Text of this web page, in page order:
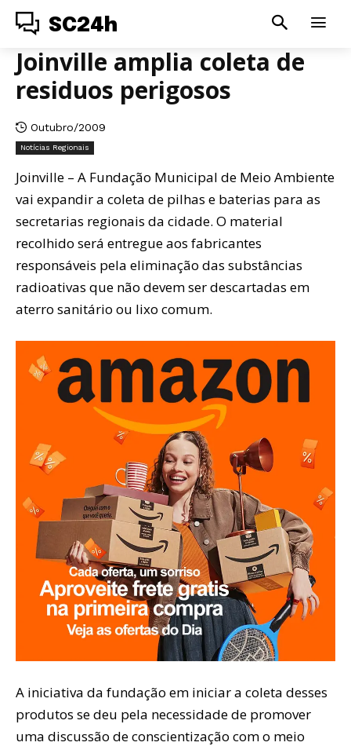
SC24h
Joinville amplia coleta de
residuos perigosos
Outubro/2009
Notícias Regionais
Joinville – A Fundação Municipal de Meio Ambiente
vai expandir a coleta de pilhas e baterias para as
secretarias regionais da cidade. O material
recolhido será entregue aos fabricantes
responsáveis pela eliminação das substâncias
radioativas que não devem ser descartadas em
aterro sanitário ou lixo comum.
A iniciativa da fundação em iniciar a coleta desses
produtos se deu pela necessidade de promover
uma discussão de conscientização com o meio